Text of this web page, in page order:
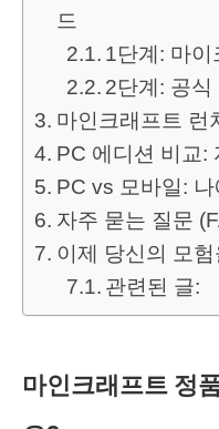
드
1단계: 마이
2단계: 공식
마인크래프트 런
PC 에디션 비교:
PC vs 모바일:
자주 묻는 질문
이제 당신의 모
관련된 글:
마인크래프트 정